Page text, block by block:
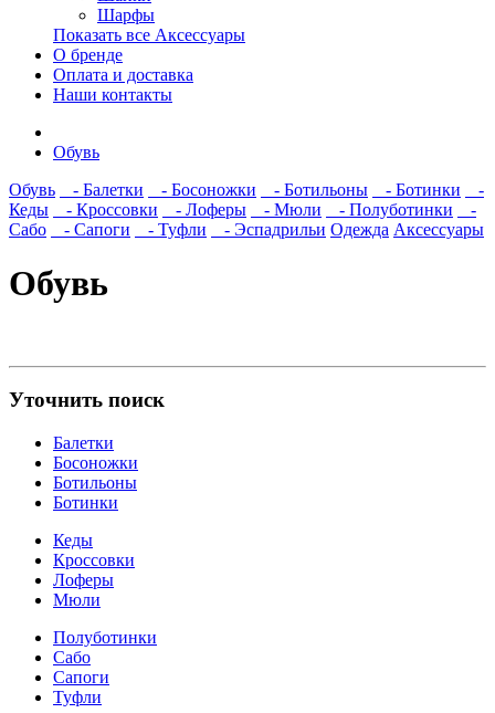
Шарфы
Показать все Аксессуары
О бренде
Оплата и доставка
Наши контакты
Обувь
Обувь
- Балетки - Босоножки - Ботильоны - Ботинки
-
Кеды
- Кроссовки - Лоферы - Мюли - Полуботинки
-
Сабо
- Сапоги - Туфли - Эспадрильи Одежда Аксессуары
Обувь
Уточнить поиск
Балетки
Босоножки
Ботильоны
Ботинки
Кеды
Кроссовки
Лоферы
Мюли
Полуботинки
Сабо
Сапоги
Туфли